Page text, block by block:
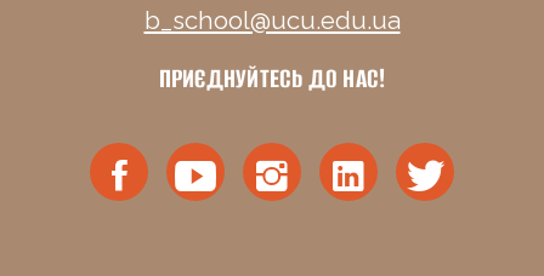
b_school@ucu.edu.ua
ПРИЄДНУЙТЕСЬ ДО НАС!